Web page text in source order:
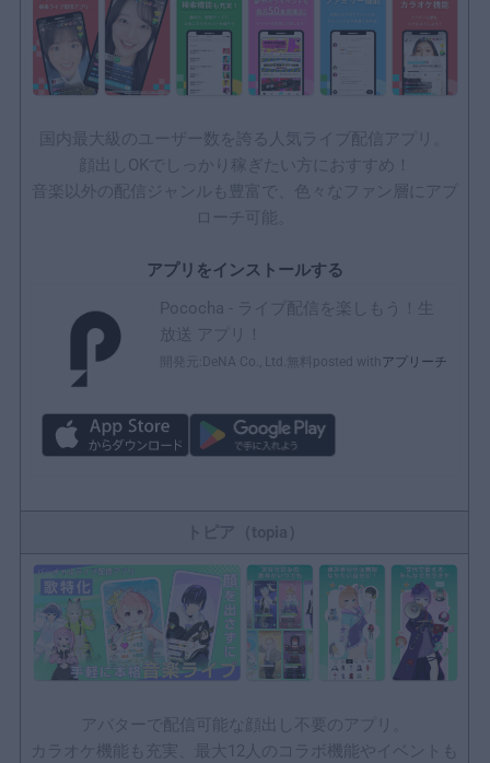
国内最大級のユーザー数を誇る人気ライブ配信アプリ。
顔出しOKでしっかり稼ぎたい方におすすめ！
音楽以外の配信ジャンルも豊富で、色々なファン層にアプ
ローチ可能。
アプリをインストールする
Pococha - ライブ配信を楽しもう！生
放送 アプリ！
開発元: DeNA Co., Ltd. posted with アプリーチ
アバターで配信可能な顔出し不要のアプリ。
カラオケ機能も充実、最大12人のコラボ機能やイベントも